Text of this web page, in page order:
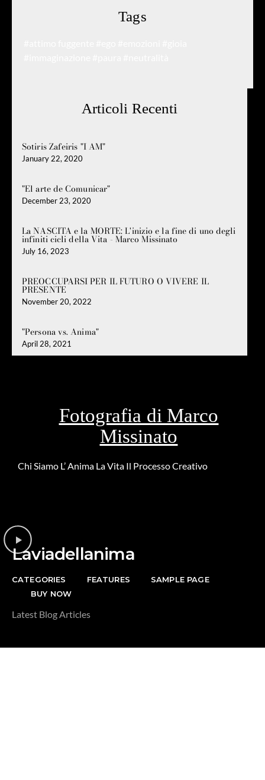
Tags
Articoli Recenti
Sotiris Zafeiris "I AM"
January 22, 2020
"El arte de Comunicar"
December 23, 2020
La NASCITA e la MORTE: L'inizio e la fine di uno degli
infiniti cicli della Vita - Marco Missinato
July 16, 2023
PREOCCUPARSI PER IL FUTURO O VIVERE IL
PRESENTE
November 20, 2022
"Persona vs. Anima"
April 28, 2021
Fotografia di Marco
Missinato
Chi Siamo L’ Anima La Vita Il Processo Creativo
Laviadellanima
CATEGORIES FEATURES
SAMPLE PAGE
BUY NOW
Latest Blog Articles